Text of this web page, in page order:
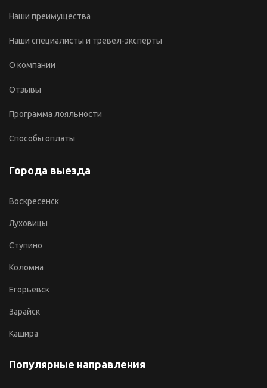
Наши преимущества
Наши специалисты и тревел-эксперты
О компании
Отзывы
Программа лояльности
Способы оплаты
Города выезда
Воскресенск
Луховицы
Ступино
Коломна
Егорьевск
Зарайск
Кашира
Популярные направления